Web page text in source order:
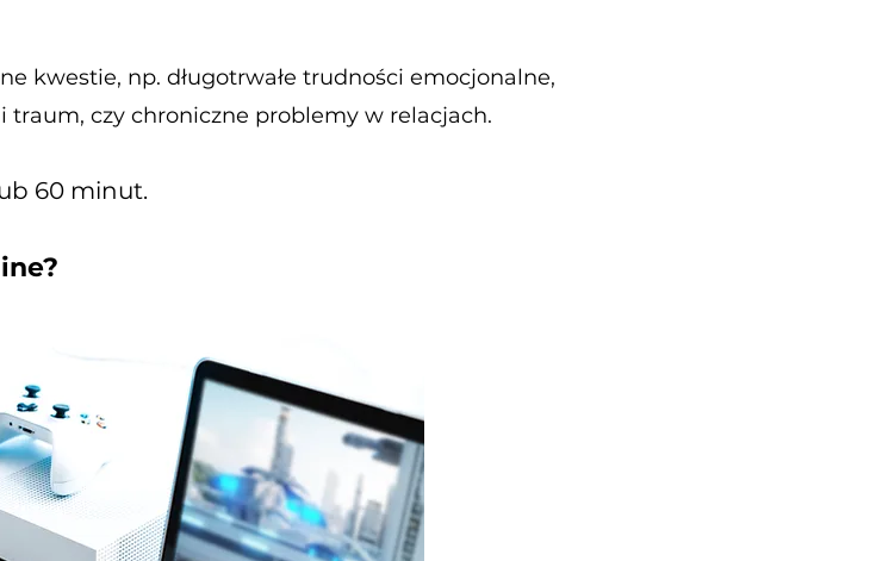
kwestie, np. długotrwałe trudności emocjonalne,
traum, czy chroniczne problemy w relacjach.
60 minut.